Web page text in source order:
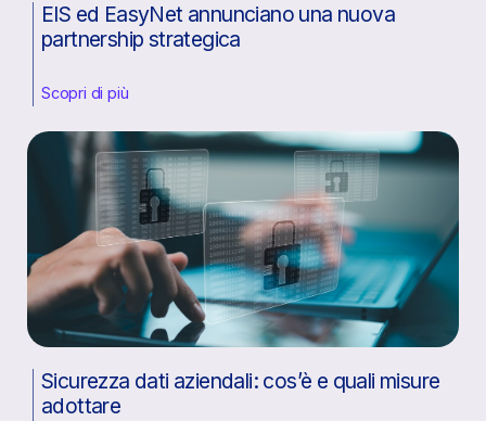
EIS ed EasyNet annunciano una nuova
partnership strategica
Scopri di più
Sicurezza dati aziendali: cos’è e quali misure
adottare